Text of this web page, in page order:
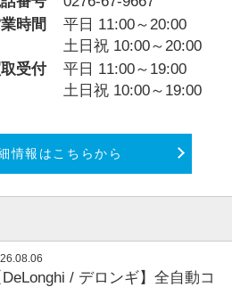
時間
平日 11:00～20:00
土日祝 10:00～20:00
受付
平日 11:00～19:00
土日祝 10:00～19:00
情報はこちらから
DeLonghi / デロンギ】全自動コ